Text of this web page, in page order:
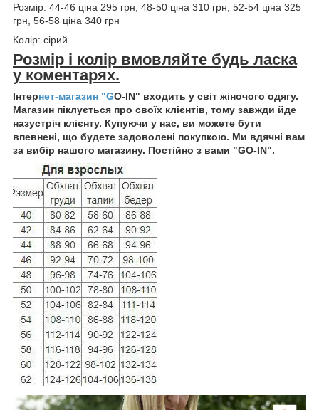
Розмір: 44-46 ціна 295 грн, 48-50 ціна 310 грн, 52-54 ціна 325
грн, 56-58 ціна 340 грн
Колір: сірий
Розмір і колір вмовляйте будь ласка
у коментарях.
Інтернет-магазин "GO-IN" входить у світ жіночого одягу.
Магазин піклується про своїх клієнтів, тому завжди йде
назустріч клієнту. Купуючи у нас, ви можете бути
впевнені, що будете задоволені покупкою. Ми вдячні вам
за вибір нашого магазину. Постійно з вами "GO-IN".